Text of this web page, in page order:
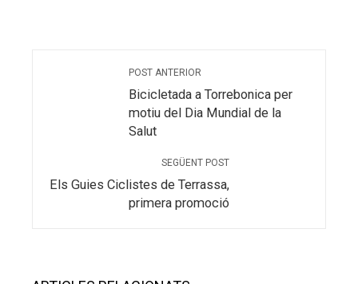
POST ANTERIOR
Bicicletada a Torrebonica per
motiu del Dia Mundial de la
Salut
SEGÜENT POST
Els Guies Ciclistes de Terrassa,
primera promoció